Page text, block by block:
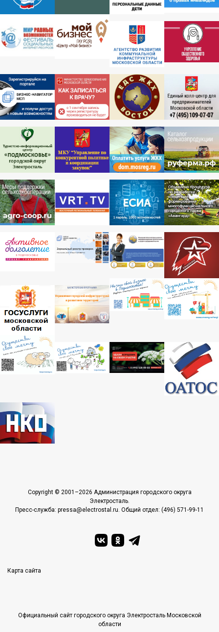
Copyright © 2001–2026 Администрация городского округа
Электросталь.
Пресс-служба: pressa@electrostal.ru. Общий отдел: (496) 571-99-11
Карта сайта
Официальный сайт городского округа Электросталь Московской
области